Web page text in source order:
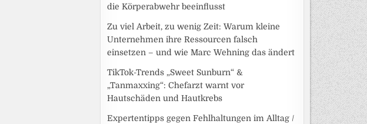
die Körperabwehr beeinflusst
Zu viel Arbeit, zu wenig Zeit: Warum kleine
Unternehmen ihre Ressourcen falsch
einsetzen – und wie Marc Wehning das ändert
TikTok-Trends „Sweet Sunburn“ &
„Tanmaxxing“: Chefarzt warnt vor
Hautschäden und Hautkrebs
Expertentipps gegen Fehlhaltungen im Alltag /